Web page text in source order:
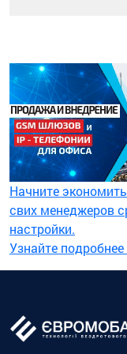
Начните
свих менеджеров
настройки.
Узнайте